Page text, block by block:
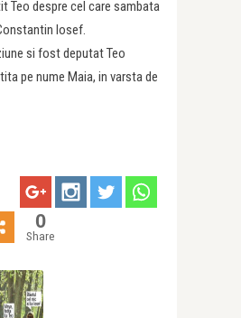
Teo despre cel care sambata
Iosef.
si fost deputat Teo
pe nume Maia, in varsta de
0
Share